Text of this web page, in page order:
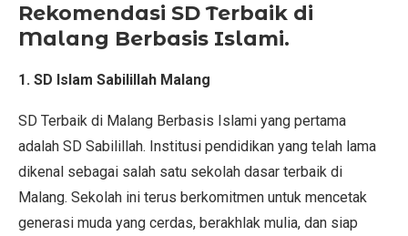
Rekomendasi SD Terbaik di
Malang Berbasis Islami.
1. SD Islam Sabilillah Malang
SD Terbaik di Malang Berbasis Islami yang pertama
adalah SD Sabilillah. Institusi pendidikan yang telah lama
dikenal sebagai salah satu sekolah dasar terbaik di
Malang. Sekolah ini terus berkomitmen untuk mencetak
generasi muda yang cerdas, berakhlak mulia, dan siap